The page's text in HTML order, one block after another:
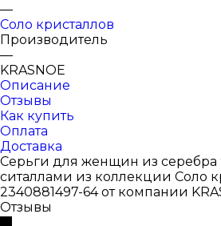
—
Соло кристаллов
Производитель
—
KRASNOE
Описание
Отзывы
Как купить
Оплата
Доставка
Серьги для женщин из серебра
ситаллами из коллекции Соло
2340881497-64 от компании
Отзывы